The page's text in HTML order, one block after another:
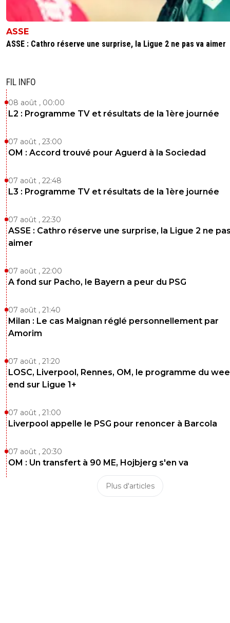
ASSE
ASSE : Cathro réserve une surprise, la Ligue 2 ne pas va aimer
FIL INFO
08 août , 00:00
L2 : Programme TV et résultats de la 1ère journée
07 août , 23:00
OM : Accord trouvé pour Aguerd à la Sociedad
07 août , 22:48
L3 : Programme TV et résultats de la 1ère journée
07 août , 22:30
ASSE : Cathro réserve une surprise, la Ligue 2 ne
aimer
07 août , 22:00
A fond sur Pacho, le Bayern a peur du PSG
07 août , 21:40
Milan : Le cas Maignan réglé personnellement par
Amorim
07 août , 21:20
LOSC, Liverpool, Rennes, OM, le programme du
end sur Ligue 1+
07 août , 21:00
Liverpool appelle le PSG pour renoncer à Barcola
07 août , 20:30
OM : Un transfert à 90 ME, Hojbjerg s'en va
Plus d'articles